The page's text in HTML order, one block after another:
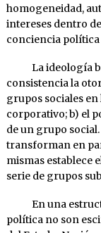
homogeneidad,
intereses dentro
conciencia política
La ideología
consistencia la
grupos sociales
corporativo; b) el
de un grupo social.
transforman en
mismas establece
serie de grupos
En una
política no son